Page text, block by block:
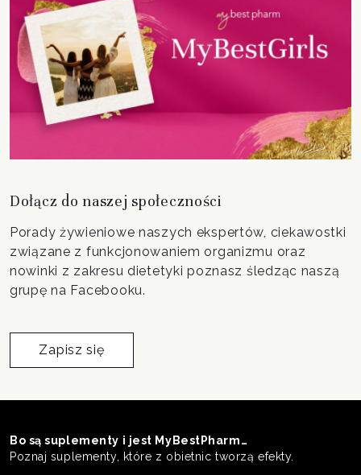
Dołącz do naszej społeczności
Porady żywieniowe naszych ekspertów, ciekawostki
związane z funkcjonowaniem organizmu oraz
nowinki z zakresu dietetyki poznasz śledząc naszą
grupę na Facebooku.
Zapisz się
Bo są suplementy i jest MyBestPharm…
Poznaj suplementy, które z obietnic tworzą efekty.